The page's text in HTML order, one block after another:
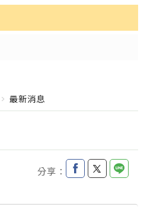
最新消息
分享：